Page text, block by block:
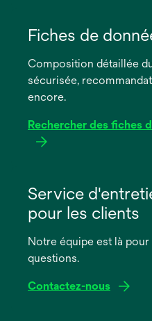
dans
nouvel
onglet
Fiches de
Composition détaillée
sécurisée,
encore.
Rechercher des fiches
dans
nouvel
onglet
Service
pour les clients
Notre équipe est là
questions.
Contactez-nous